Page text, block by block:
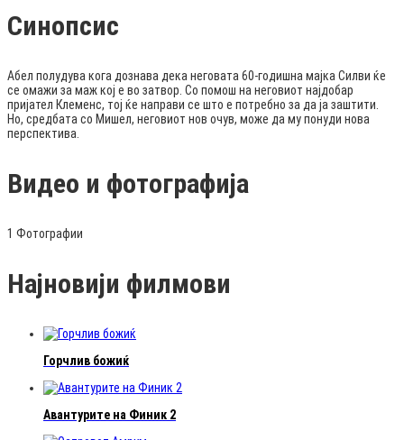
Синопсис
Абел полудува кога дознава дека неговата 60-годишна мајка Силви ќе
се омажи за маж кој е во затвор. Со помош на неговиот најдобар
пријател Клеменс, тој ќе направи се што е потребно за да ја заштити.
Но, средбата со Мишел, неговиот нов очув, може да му понуди нова
перспектива.
Видео и фотографија
1 Фотографии
Најновији филмови
Горчлив божиќ
Авантурите на Финик 2